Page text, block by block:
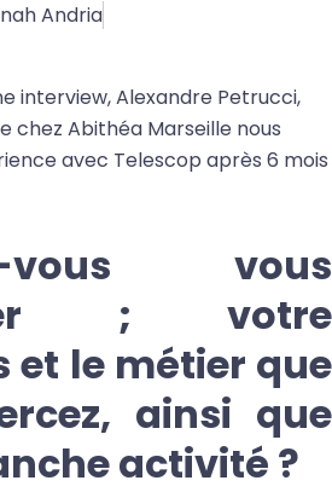
Andria
interview, Alexandre Petrucci,
chez Abithéa Marseille nous
avec Telescop après 6 mois
vous vous
; votre
et le métier que
ainsi que
activité ?